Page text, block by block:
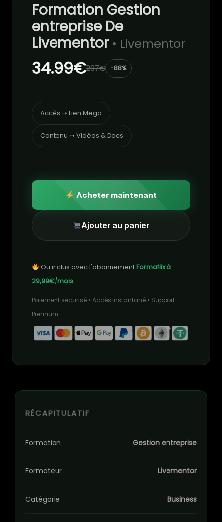
Formation Gestion
entreprise De
Livementor • Livementor
34.99€297€ -88%
Accès ➝ Lien Mega
Contenu ➝ Vidéos & Docs
Acheter maintenant
Ajouter au panier
Ou inclus avec l'abonnementFormaflix à
29,99€/mois
Paiement sécurisé • Accès instantané • Support
Premium
RÉCAPITULATIF
Formation Gestion entreprise
Formateur Livementor
Catégorie Business